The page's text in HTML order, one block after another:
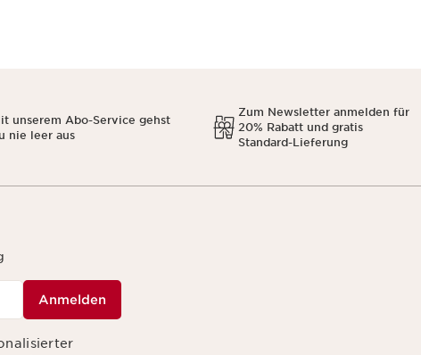
unserem Abo-Service gehst
nie leer aus
Zum Newsletter anmelden für
20% Rabatt und gratis
Standard-Lieferung
Anmelden